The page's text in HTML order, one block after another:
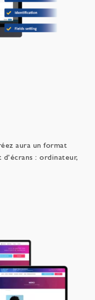
aura un format
: ordinateur,